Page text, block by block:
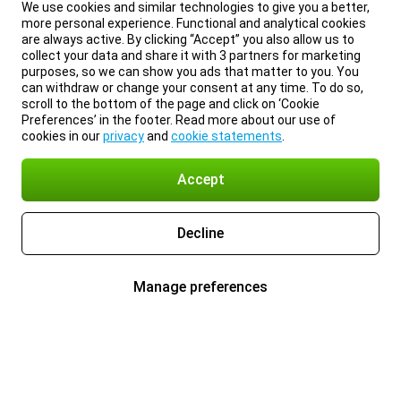
We use cookies and similar technologies to give you a better,
more personal experience. Functional and analytical cookies
are always active. By clicking “Accept” you also allow us to
collect your data and share it with 3 partners for marketing
purposes, so we can show you ads that matter to you. You
can withdraw or change your consent at any time. To do so,
scroll to the bottom of the page and click on ‘Cookie
Preferences’ in the footer. Read more about our use of
cookies in ourprivacyand cookie statements
Accept
Decline
Manage preferences